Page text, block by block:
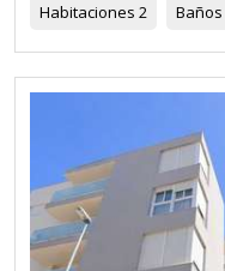
Habitaciones 2 Baños